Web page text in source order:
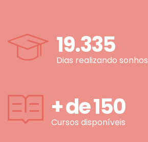
19.335
Dias realizando sonhos
+ de150
Cursos disponíveis